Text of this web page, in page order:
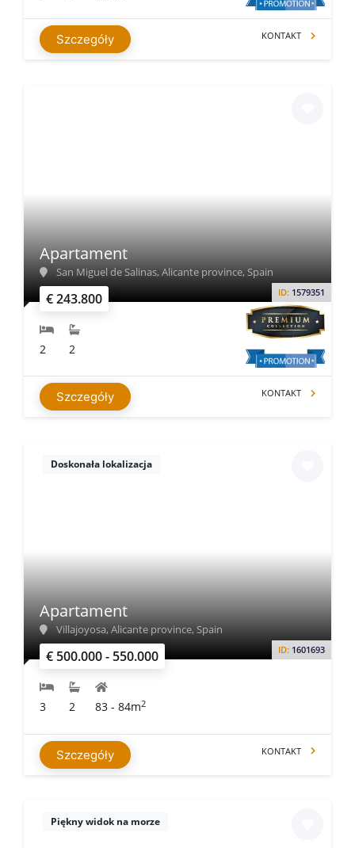
Szczegóły KONTAKT
€ 243.800 ID: 1579351
Apartament
San Miguel de Salinas, Alicante province, Spain
2 2
Szczegóły KONTAKT
Doskonała lokalizacja
€ 500.000 - 550.000 ID: 1601693
Apartament
Villajoyosa, Alicante province, Spain
3 2 83 - 84m2
Szczegóły KONTAKT
Piękny widok na morze